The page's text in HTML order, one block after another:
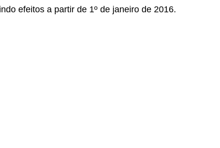
efeitos a partir de 1º de janeiro de 2016.